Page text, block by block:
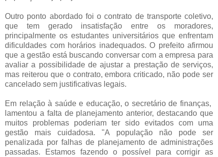
Outro ponto abordado foi o contrato de transporte coletivo,
que tem gerado insatisfação entre os moradores,
principalmente os estudantes universitários que enfrentam
dificuldades com horários inadequados. O prefeito afirmou
que a gestão está buscando conversar com a empresa para
avaliar a possibilidade de ajustar a prestação de serviços,
mas reiterou que o contrato, embora criticado, não pode ser
cancelado sem justificativas legais.
Em relação à saúde e educação, o secretário de finanças,
lamentou a falta de planejamento anterior, destacando que
muitos problemas poderiam ter sido evitados com uma
gestão mais cuidadosa. "A população não pode ser
penalizada por falhas de planejamento de administrações
passadas. Estamos fazendo o possível para corrigir as